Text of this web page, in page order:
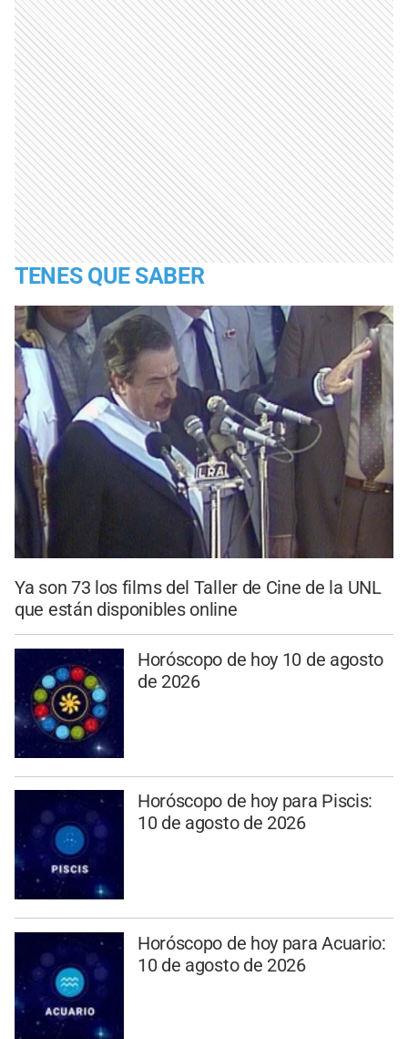
TENES QUE SABER
Ya son 73 los films del Taller de Cine de la UNL
que están disponibles online
Horóscopo de hoy 10 de agosto
de 2026
Horóscopo de hoy para Piscis:
10 de agosto de 2026
Horóscopo de hoy para Acuario:
10 de agosto de 2026